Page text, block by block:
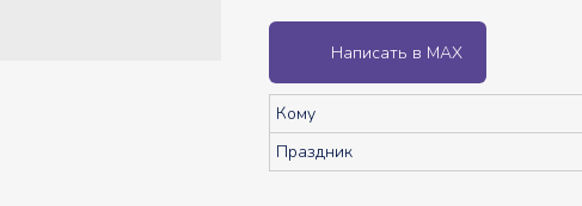
Написать в MAX
Кому
Праздник